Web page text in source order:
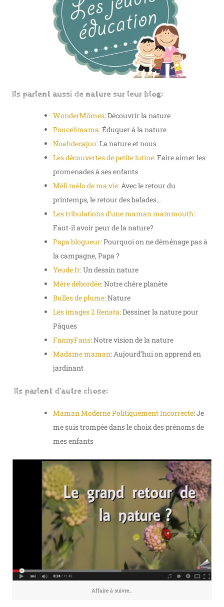
Ils parlent aussi de nature sur leur blog:
WonderMômes: Découvrir la nature
Poucelimama:Éduquer à la nature
Noahdecajou: La nature et nous
Les découvertes de petite lutine: Faire aimer les
promenades à ses enfants
Méli mélo de ma vie: Avec le retour du
printemps, le retour des balades…
Les tribulations d’une maman mammouth:
Faut-il avoir peur de la nature?
Papa blogueur: Pourquoi on ne déménage pas à
la campagne, Papa ?
Yeude.fr: Un dessin nature
Mère débordée: Notre chère planète
Bulles de plume: Nature
Les images 2 Renata: Dessiner la nature pour
Pâques
FannyFans: Notre vision de la nature
Madame maman: Aujourd’hui on apprend en
jardinant
Ils parlent d’autre chose:
Maman Moderne Politiquement Incorrecte: Je
me suis trompée dans le choix des prénoms de
mes enfants
Affaire à suivre…